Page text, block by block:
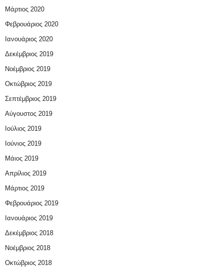
Μάρτιος 2020
Φεβρουάριος 2020
Ιανουάριος 2020
Δεκέμβριος 2019
Νοέμβριος 2019
Οκτώβριος 2019
Σεπτέμβριος 2019
Αύγουστος 2019
Ιούλιος 2019
Ιούνιος 2019
Μάιος 2019
Απρίλιος 2019
Μάρτιος 2019
Φεβρουάριος 2019
Ιανουάριος 2019
Δεκέμβριος 2018
Νοέμβριος 2018
Οκτώβριος 2018